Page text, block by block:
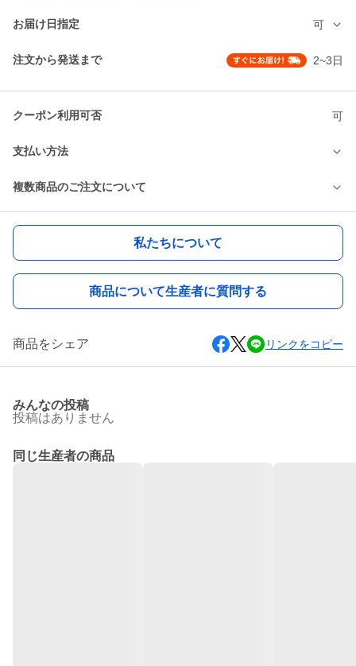
お届け日指定 可
注文から発送まで 2~3日
クーポン利用可否 可
支払い方法
複数商品のご注文について
私たちについて
商品について生産者に質問する
商品をシェア リンクをコピー
みんなの投稿
投稿はありません
同じ生産者の商品